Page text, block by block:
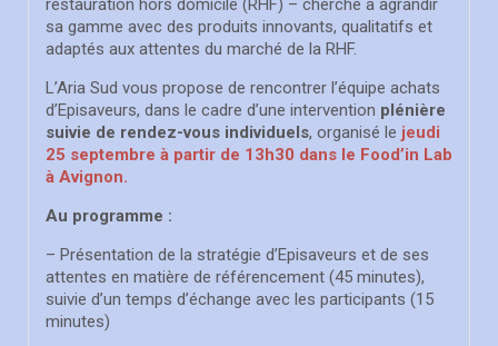
restauration hors domicile (RHF) – cherche à agrandir
sa gamme avec des produits innovants, qualitatifs et
adaptés aux attentes du marché de la RHF.
L’Aria Sud vous propose de rencontrer l’équipe achats
d’Episaveurs, dans le cadre d’une intervention plénière
suivie de rendez-vous individuels, organisé le jeudi
25 septembre à partir de 13h30 dans le Food’in Lab
à Avignon.
Au programme :
– Présentation de la stratégie d’Episaveurs et de ses
attentes en matière de référencement (45 minutes),
suivie d’un temps d’échange avec les participants (15
minutes)